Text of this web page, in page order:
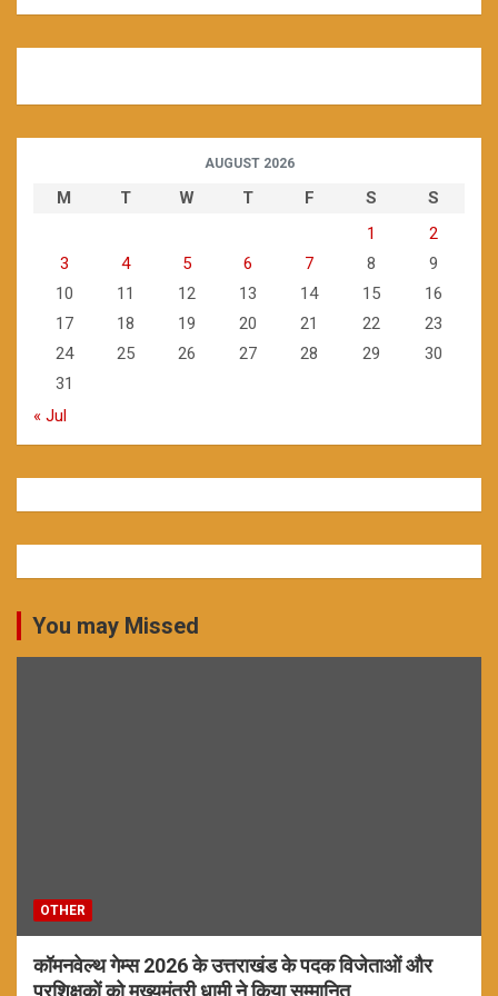
AUGUST 2026
M T W T F S
S
1
2
3
4 5 6 7 8
9
10
11 12 13 14 15
16
17
18 19 20 21 22
23
24
25 26 27 28 29
30
31
« Jul
You may Missed
OTHER
कॉमनवेल्थ गेम्स 2026 के उत्तराखंड के पदक विजेताओं और
प्रशिक्षकों को मुख्यमंत्री धामी ने किया सम्मानित